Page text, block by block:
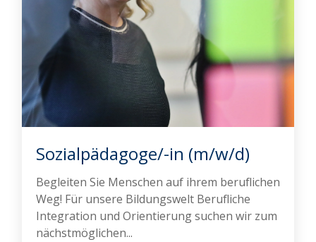
Sozialpädagoge/-in (m/w/d)
Begleiten Sie Menschen auf ihrem beruflichen
Weg! Für unsere Bildungswelt Berufliche
Integration und Orientierung suchen wir zum
nächstmöglichen...